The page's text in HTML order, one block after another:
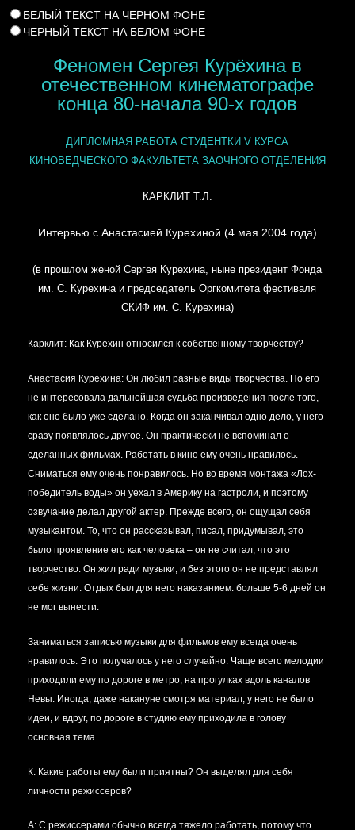
БЕЛЫЙ ТЕКСТ НА ЧЕРНОМ ФОНЕ
ЧЕРНЫЙ ТЕКСТ НА БЕЛОМ ФОНЕ
Феномен Сергея Курёхина в
отечественном кинематографе
конца 80-начала 90-х годов
ДИПЛОМНАЯ РАБОТАСТУДЕНТКИ V КУРСА
КИНОВЕДЧЕСКОГО ФАКУЛЬТЕТА ЗАОЧНОГО ОТДЕЛЕНИЯ
КАРКЛИТ Т.Л.
Интервью с Анастасией Курехиной (4 мая 2004 года)
(в прошлом женой Сергея Курехина, ныне президент Фонда
им. С. Курехина и председатель Оргкомитета фестиваля
СКИФ им. С. Курехина)
Карклит: Как Курехин относился к собственному творчеству?
Анастасия Курехина:Он любил разные виды творчества. Но его
не интересовала дальнейшая судьба произведения после того,
как оно было уже сделано. Когда он заканчивал одно дело, у него
сразу появлялось другое. Он практически не вспоминал о
сделанных фильмах. Работать в кино ему очень нравилось.
Сниматься ему очень понравилось. Но во время монтажа «Лох-
победитель воды» он уехал в Америку на гастроли, и поэтому
озвучание делал другой актер. Прежде всего, он ощущал себя
музыкантом. То, что он рассказывал, писал, придумывал, это
было проявление его как человека – он не считал, что это
творчество. Он жил ради музыки, и без этого он не представлял
себе жизни. Отдых был для него наказанием: больше 5-6 дней он
не мог вынести.
Заниматься записью музыки для фильмов ему всегда очень
нравилось. Это получалось у него случайно. Чаще всего мелодии
приходили ему по дороге в метро, на прогулках вдоль каналов
Невы. Иногда, даже накануне смотря материал, у него не было
идеи, и вдруг, по дороге в студию ему приходила в голову
основная тема.
К: Какие работы ему были приятны? Он выделял для себя
личности режиссеров?
А:С режиссерами обычно всегда тяжело работать, потому что